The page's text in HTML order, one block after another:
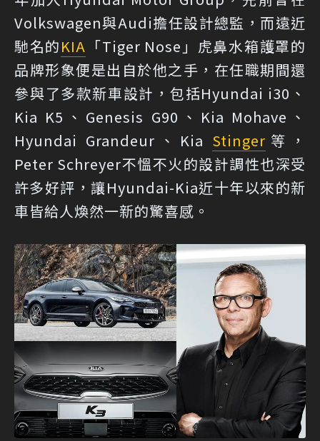
Volkswagen與Audi擔任設計總監，而遠近
馳名的KIA 「Tiger Nose」虎鼻水箱護罩的
品牌形象便是出自於他之手，在任職期間還
參與了多款新車設計，包括Hyundai i30、
Kia K5、Genesis G90、Kia Mohave、
Hyundai Grandeur、Kia Stinger 等，
Peter Schreyer不慍不火的設計調性也深受
許多好評，讓Hyundai-Kia近十年以來的新
車皆給人煥然一新的驚喜感。